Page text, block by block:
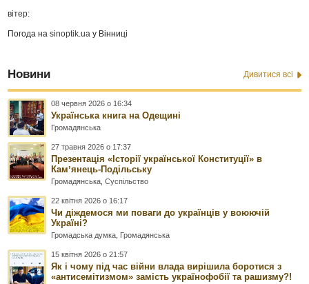
вітер:
Погода наsinoptik.ua у Вінниці
Новини Дивитися всі
08 червня 2026 о 16:34
Українська книга на Одещині
Громадянська
27 травня 2026 о 17:37
Презентація «Історії української Конституції» в
Камʼянець-Подільську
Громадянська ,Суспільство
22 квітня 2026 о 16:17
Чи діждемося ми поваги до українців у воюючій
Україні?
Громадська думка Громадянська
15 квітня 2026 о 21:57
Як і чому під час війни влада вирішила боротися з
«антисемітизмом» замість українофобії та рашизму?!